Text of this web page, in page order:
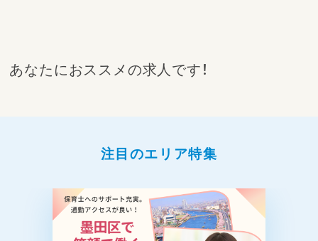
あなたにおススメの求人です！
注目のエリア特集